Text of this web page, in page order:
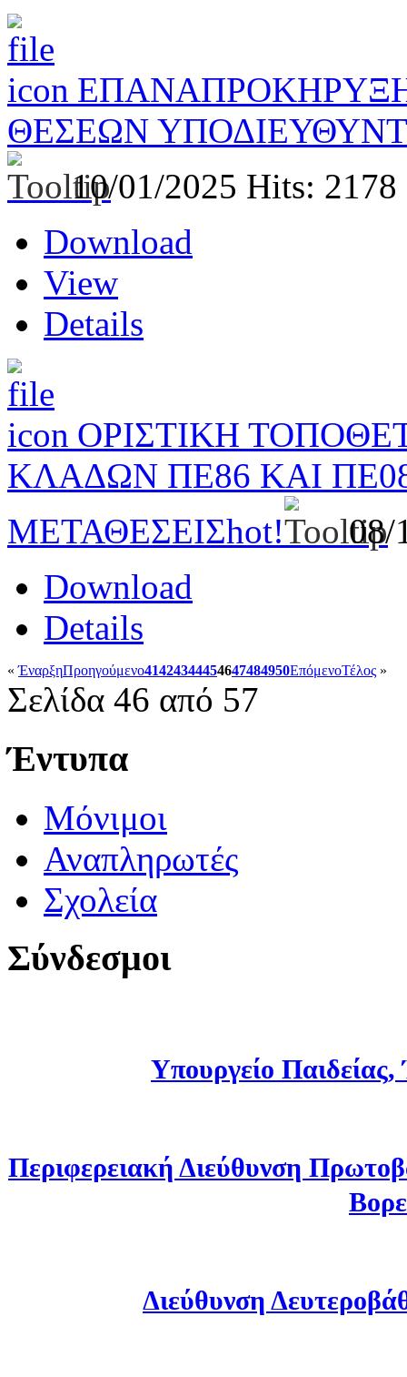
ΘΕΣΕΩΝ
10/01/2025 Hits: 2178
Download
View
Details
ΟΡΙΣΤΙΚΗ
ΚΛΑΔΩΝ ΠΕ86 ΚΑΙ
ΜΕΤΑΘΕΣΕΙΣhot!
08/
Download
Details
«ΈναρξηΠροηγούμενο41424344454647484950ΕπόμενοΤέλος »
Σελίδα 46 από 57
Έντυπα
Μόνιμοι
Αναπληρωτές
Σχολεία
Σύνδεσμοι
Υπουργείο
Περιφερειακή Διεύθυνση
Διεύθυνση